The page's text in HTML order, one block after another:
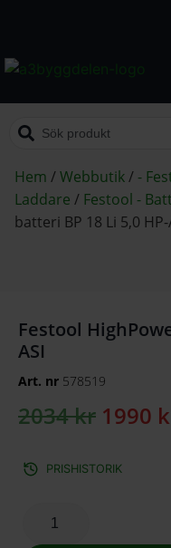
Hem /Webbutik/ -
Laddare / Festool -
batteri BP 18 Li 5,0 HP-
Festool
ASI
Art. nr 578519
2034kr 1990
PRISHISTORIK